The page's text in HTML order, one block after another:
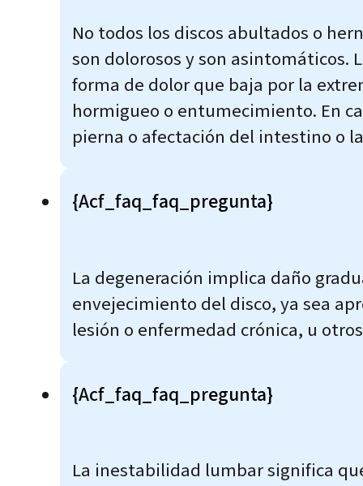
No todos los discos abultados o
son dolorosos y son asintomáticos.
forma de dolor que baja por la
hormigueo o entumecimiento. En
pierna o afectación del intestino o
{acf_faq_faq_pregunta}
La degeneración implica daño
envejecimiento del disco, ya sea
lesión o enfermedad crónica, u
{acf_faq_faq_pregunta}
La inestabilidad lumbar significa